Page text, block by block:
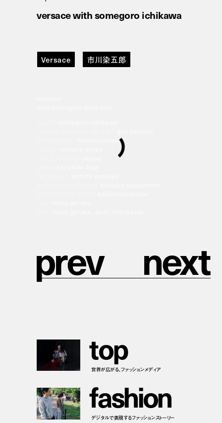
versace with somegoro ichikawa
Versace 市川染五郎
hiroshi manaka
prev next
top
世界が広がる、ファッションメディア
fashion
デジタルで表現するファッションストーリー